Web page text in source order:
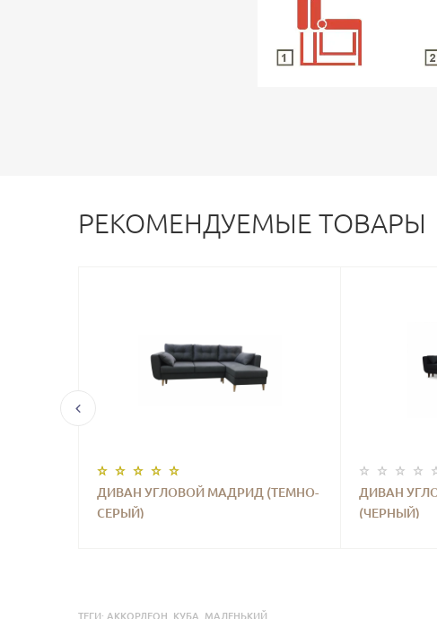
РЕКОМЕНДУЕМЫЕ ТОВАРЫ
ДИВАН УГЛОВОЙ МАДРИД (ТЕМНО-
СЕРЫЙ)
ДИВАН
(ЧЕРНЫЙ)
ТЕГИ: АККОРДЕОН КУБА МАЛЕНЬКИЙ